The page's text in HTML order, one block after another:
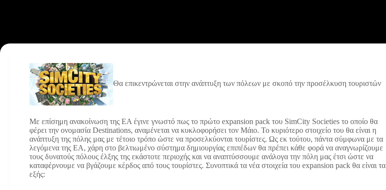
Θα επικεντρώνεται στην ανάπτυξη των πόλεων με σκοπό την προσέλκυση τουριστών
Με επίσημη ανακοίνωση της EA έγινε γνωστό πως το πρώτο expansion pack του SimCity Societies το οποίο θα
φέρει την ονομασία Destinations, αναμένεται να κυκλοφορήσει τον Μάιο. Το κυριότερο στοιχείο του θα είναι η
ανάπτυξη της πόλης μας με τέτοιο τρόπο ώστε να προσελκύονται τουρίστες. Ως εκ τούτου, πάντα σύμφωνα με τα
λεγόμενα της EA, χάρη στο βελτιωμένο σύστημα δημιουργίας επιπέδων θα πρέπει κάθε φορά να αναγνωρίζουμε
τους δυνατούς πόλους έλξης της εκάστοτε περιοχής και να αναπτύσσουμε ανάλογα την πόλη μας έτσι ώστε να
καταφέρνουμε να βγάζουμε κέρδος από τους τουρίστες. Συνοπτικά τα νέα στοιχεία του expansion pack θα είναι τα
εξής: